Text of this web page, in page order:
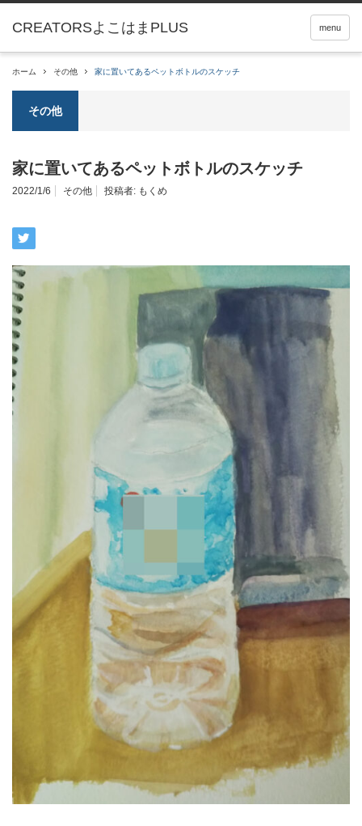
menu
ホーム その他 家に置いてあるペットボトルのスケッチ
その他
家に置いてあるペットボトルのスケッチ
2022/1/6 その他 投稿者: もくめ